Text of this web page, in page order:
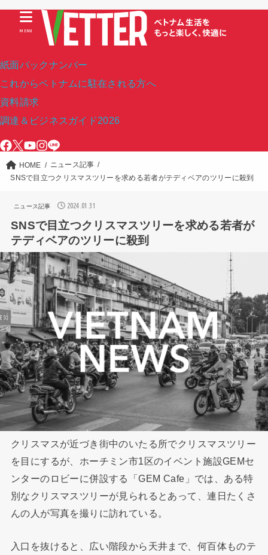
紙面バックナンバー
これからベトナムに駐在される方へ
資料請求
調達＆ビジネスガイド2026
MENU
HOME
ニュース記事
SNSで目立つクリスマスツリーを求める若者がテディベアのツリーに殺到
ニュース記事 2024.01.31
SNSで目立つクリスマスツリーを求める若者が
テディベアのツリーに殺到
クリスマスが近づき街中のいたる所でクリスマスツリー
を目にするが、ホーチミン市1区のイベント施設GEMセ
ンターのロビーに併設する「GEM Cafe」では、ある特
別なクリスマスツリーが見られるとあって、連日たくさ
んの人が写真を撮りに訪れている。
入口を抜けると、広い階段から天井まで、何百体ものテ